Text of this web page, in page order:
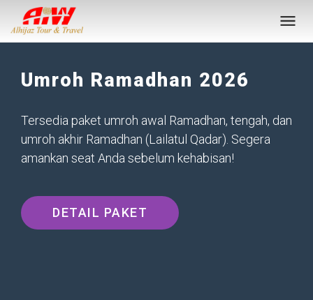
Umroh Ramadhan 2026
Tersedia paket umroh awal Ramadhan, tengah, dan
umroh akhir Ramadhan (Lailatul Qadar). Segera
amankan seat Anda sebelum kehabisan!
DETAIL PAKET